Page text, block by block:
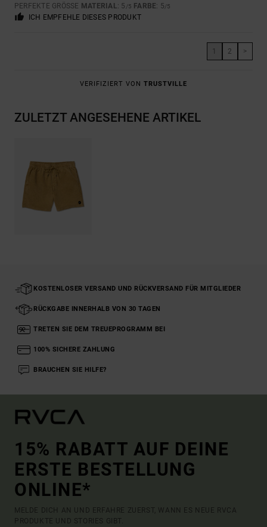
PERFEKTE GRÖSSE MATERIAL: 5 /5 FARBE: 5/5
ICH EMPFEHLE DIESES PRODUKT
1 2 >
VERIFIZIERT VON TRUSTVILLE
ZULETZT ANGESEHENE ARTIKEL
KOSTENLOSER VERSAND UND RÜCKVERSAND FÜR MITGLIEDER
RÜCKGABE INNERHALB VON 30 TAGEN
TRETEN SIE DEM TREUEPROGRAMM BEI
100% SICHERE ZAHLUNG
BRAUCHEN SIE HILFE?
15% RABATT AUF DEINE
ERSTE BESTELLUNG
ONLINE*
MELDE DICH AN UND ERFAHRE ZUERST, WANN ES NEUE RVCA
PRODUKTE UND STORIES GIBT.